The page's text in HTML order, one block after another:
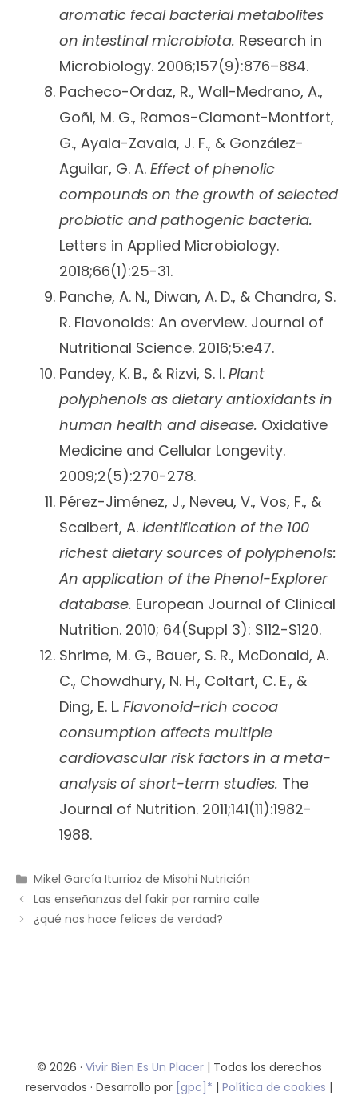
aromatic fecal bacterial metabolites
on intestinal microbiota. Research in
Microbiology. 2006;157(9):876–884.
Pacheco-Ordaz, R., Wall-Medrano, A.,
Goñi, M. G., Ramos-Clamont-Montfort,
G., Ayala-Zavala, J. F., & González-
Aguilar, G. A. Effect of phenolic
compounds on the growth of selected
probiotic and pathogenic bacteria.
Letters in Applied Microbiology.
2018;66(1):25-31.
Panche, A. N., Diwan, A. D., & Chandra, S.
R. Flavonoids: An overview. Journal of
Nutritional Science. 2016;5:e47.
Pandey, K. B., & Rizvi, S. I. Plant
polyphenols as dietary antioxidants in
human health and disease. Oxidative
Medicine and Cellular Longevity.
2009;2(5):270-278.
Pérez-Jiménez, J., Neveu, V., Vos, F., &
Scalbert, A. Identification of the 100
richest dietary sources of polyphenols:
An application of the Phenol-Explorer
database. European Journal of Clinical
Nutrition. 2010; 64(Suppl 3): S112-S120.
Shrime, M. G., Bauer, S. R., McDonald, A.
C., Chowdhury, N. H., Coltart, C. E., &
Ding, E. L. Flavonoid-rich cocoa
consumption affects multiple
cardiovascular risk factors in a meta-
analysis of short-term studies. The
Journal of Nutrition. 2011;141(11):1982-
1988.
Categorías
Mikel García Iturrioz de Misohi Nutrición
Las enseñanzas del fakir por ramiro calle
¿qué nos hace felices de verdad?
© 2026 · Vivir Bien Es Un Placer | Todos los derechos
reservados · Desarrollo por [gpc]* | Política de cookies |